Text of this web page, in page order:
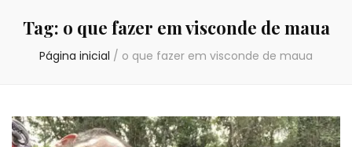
Tag: o que fazer em visconde de maua
Página inicial / o que fazer em visconde de maua